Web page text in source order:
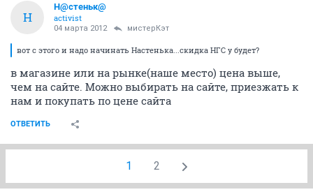
Н
Н@стеньк@
activist
04 марта 2012 мистерКэт
вот с этого и надо начинать Настенька...скидка НГС у будет?
в магазине или на рынке(наше место) цена выше,
чем на сайте. Можно выбирать на сайте, приезжать к
нам и покупать по цене сайта
ОТВЕТИТЬ
1 2